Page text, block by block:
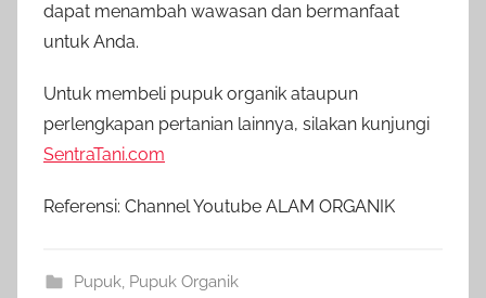
dapat menambah wawasan dan bermanfaat
untuk Anda.
Untuk membeli pupuk organik ataupun
perlengkapan pertanian lainnya, silakan kunjungi
SentraTani.com
Referensi: Channel Youtube ALAM ORGANIK
Pupuk, Pupuk Organik